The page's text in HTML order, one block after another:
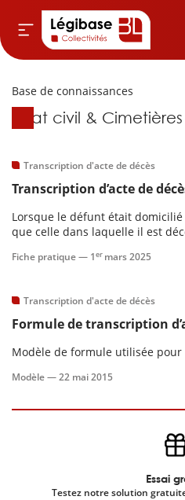
& Cimetières
& Élu local
Finances locales
publique
Base de connaissances
Base de
État civil & Cimetières
Transcription d'acte de décès
Transcription d’acte de
Lorsque le défunt était
que celle dans laquelle il est
transcription à cette
Fiche pratique — 1er mars 2025
Transcription d'acte de décès
Formule de transcription
Modèle de formule utilisée
Modèle —22 mai 2015
Essai
Testez notre solution